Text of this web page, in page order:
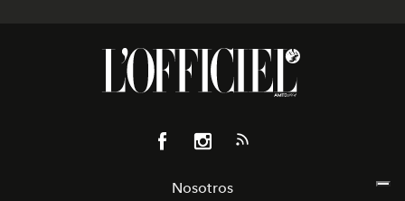
Nosotros